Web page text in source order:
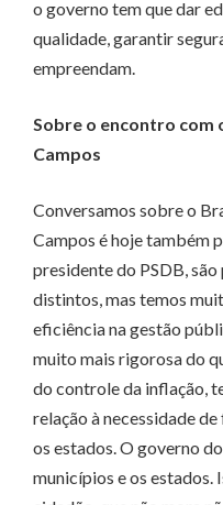
o governo tem que dar
qualidade, garantir
empreendam.
Sobre o encontro com
Campos
Conversamos sobre o
Campos é hoje também
presidente do PSDB,
distintos, mas temos
eficiência na gestão
muito mais rigorosa do
do controle da inflação,
relação à necessidade
os estados. O governo
municípios e os estados.